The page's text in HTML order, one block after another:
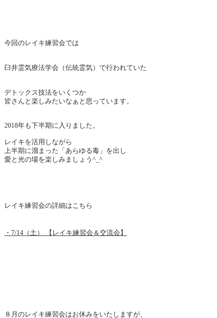
今回のレイキ練習会では
臼井霊気療法学会（伝統霊気）で行われていた
デトックス技法をいくつか
皆さんと楽しみたいなぁと思っています。
2018年も下半期に入りました。
レイキを活用しながら
上半期に溜まった「あらゆる毒」を出し
愛と光の場を楽しみましょう^_^
レイキ練習会の詳細はこちら
・7/14（土） 【レイキ練習会＆交流会】
８月のレイキ練習会はお休みをいたしますが、